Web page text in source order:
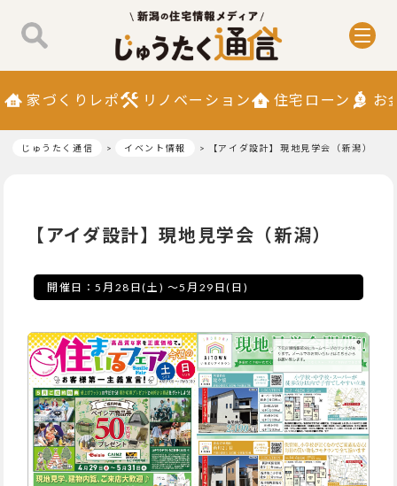
家づくりレポ リノベーション 住宅ローン お
じゅうたく通信 イベント情報 【アイダ設計】現地見学会（新潟）
【アイダ設計】現地見学会（新潟）
開催日：5月28日(土) ～5月29日(日)